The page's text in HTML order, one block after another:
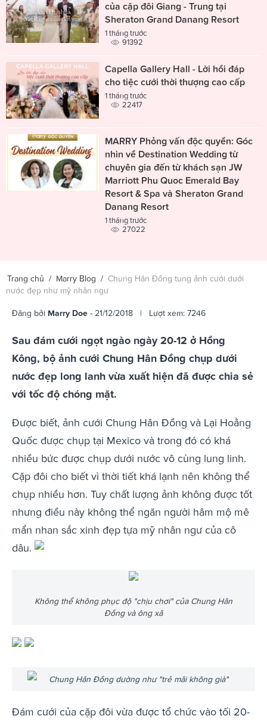
của cặp đôi Giang - Trung tại
Sheraton Grand Danang Resort
1 tháng trước
91392
Capella Gallery Hall - Lời hồi đáp
cho tiệc cưới thời thượng cao cấp
1 tháng trước
22417
MARRY Phỏng vấn độc quyền: Góc
nhìn về Destination Wedding từ
chuyên gia đến từ khách sạn JW
Marriott Phu Quoc Emerald Bay
Resort & Spa và Sheraton Grand
Danang Resort
1 tháng trước
27022
Trang chủ / Marry Blog / Chung Hân Đồng tung ảnh cưới dưới
nước đẹp như mỹ nhân ngư
Đăng bởi Marry Doe - 21/12/2018 | Lượt xem: 7246
Sau đám cưới ngọt ngào ngày 20-12 ở Hồng
Kông, bộ ảnh cưới Chung Hân Đồng chụp dưới
nước đẹp long lanh vừa xuất hiện đã được chia sẻ
với tốc độ chóng mặt.
Được biết, ảnh cưới Chung Hân Đồng và Lại Hoằng
Quốc được chụp tại Mexico và trong đó có khá
nhiều bức được chụp dưới nước vô cùng lung linh.
Cặp đôi cho biết vì thời tiết khá lạnh nên không thể
chụp nhiều hơn. Tuy chất lượng ảnh không được tốt
nhưng điều này không thể ngăn người hâm mộ mê
mẩn nhan sắc xinh đẹp tựa mỹ nhân ngư của cô
dâu.
Không thể không phục độ "chịu chơi" của Chung Hân
Đồng và ông xã
Chung Hân Đồng dường như "trẻ mãi không già"
Đám cưới của cặp đôi vừa được tổ chức vào tối 20-